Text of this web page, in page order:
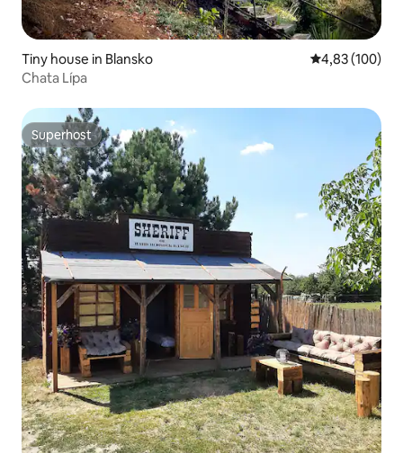
Tiny house in Blansko Gemiddelde
4,83 (100)
Chata Lípa
Superhost
Superhost